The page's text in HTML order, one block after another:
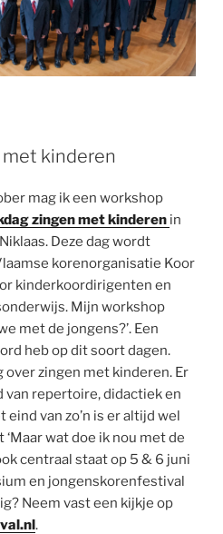
kinderen
mag ik een workshop
zingen met kinderen in
Deze dag wordt
korenorganisatie Koor
kinderkoordirigenten en
Mijn workshop
met de jongens?’. Een
heb op dit soort dagen.
over zingen met kinderen. Er
van repertoire, didactiek en
van zo’n is er altijd wel
wat doe ik nou met de
centraal staat op 5 & 6 juni
en jongenskorenfestival
Neem vast een kijkje op
.